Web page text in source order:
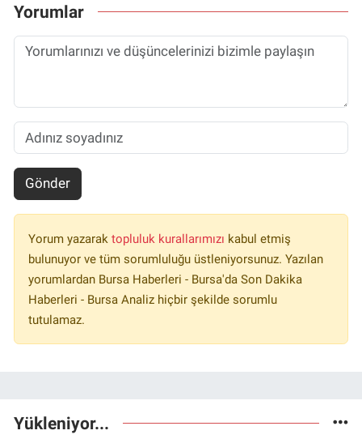
Yorumlar
Gönder
Yorum yazarak topluluk kurallarımızı kabul etmiş
bulunuyor ve tüm sorumluluğu üstleniyorsunuz. Yazılan
yorumlardan Bursa Haberleri - Bursa'da Son Dakika
Haberleri - Bursa Analiz hiçbir şekilde sorumlu
tutulamaz.
Yükleniyor...